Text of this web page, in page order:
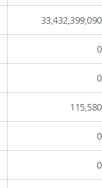
33,432,399,090
0
0
115,580
0
0